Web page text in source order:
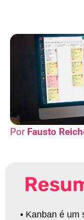
Fausto
• Kanban é um